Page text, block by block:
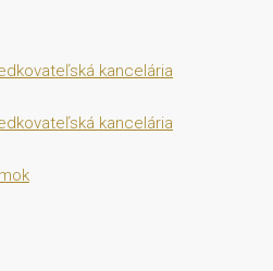
kancelária
kancelária